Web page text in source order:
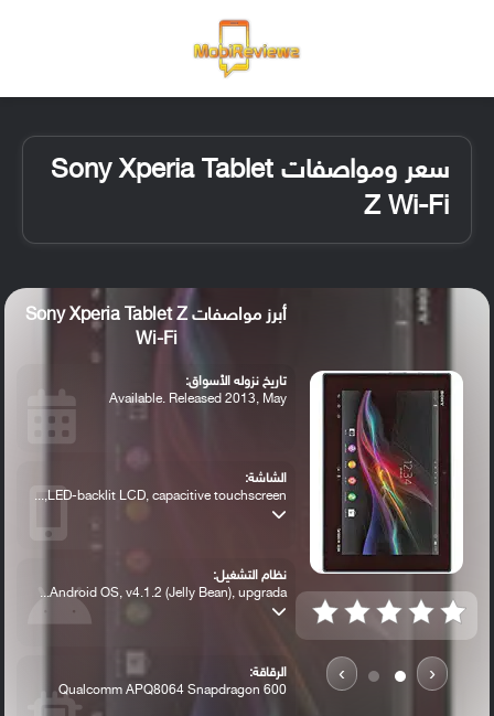
سعر ومواصفات Sony Xperia Tablet
Z Wi-Fi
‹
›
أبرز مواصفات Sony Xperia Tablet Z
Wi-Fi
تاريخ نزوله الأسواق:
Available. Released 2013, May
الشاشة:
LED-backlit LCD, capacitive touchscreen,...
نظام التشغيل:
Android OS, v4.1.2 (Jelly Bean), upgrada...
الرقاقة:
Qualcomm APQ8064 Snapdragon 600